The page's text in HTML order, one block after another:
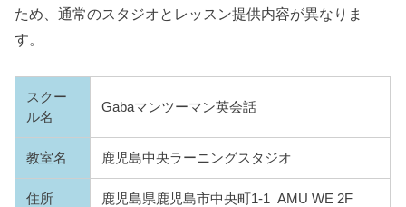
ため、通常のスタジオとレッスン提供内容が異なりま
す。
スクー
ル名
Gabaマンツーマン英会話
教室名 鹿児島中央ラーニングスタジオ
住所 鹿児島県鹿児島市中央町1-1 AMU WE 2F